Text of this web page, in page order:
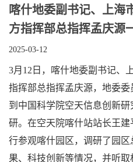
喀什地委副书记、上海
方指挥部总指挥孟庆源
2025-03-12
3月12日，喀什地委副书记、
指挥部总指挥孟庆源，地委
到中国科学院空天信息创新
研。在空天院喀什站站长王
行参观喀什园区，调研了园
果、科技创新等情况，并听